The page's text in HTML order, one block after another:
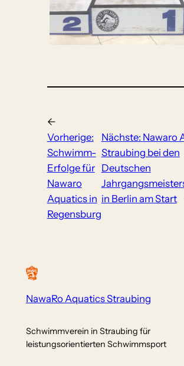
←
Vorherige:
Schwimm-
Erfolge für
Nawaro
Aquatics in
Regensburg
Nächste: Nawaro
Straubing bei den
Deutschen
in Berlin am Start
NawaRo Aquatics Straubing
Schwimmverein in Straubing für
leistungsorientierten Schwimmsport